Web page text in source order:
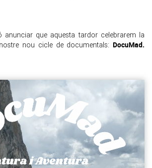
anunciar que aquesta tardor celebrarem la
nou cicle de documentals: DocuMad.